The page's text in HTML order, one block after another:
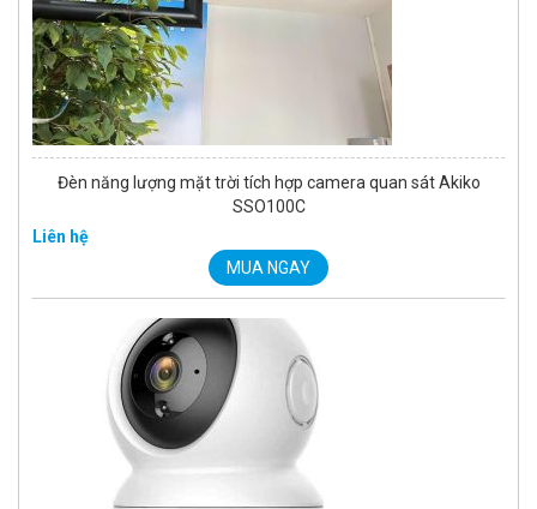
Đèn năng lượng mặt trời tích hợp camera quan sát Akiko
SSO100C
Liên hệ
MUA NGAY